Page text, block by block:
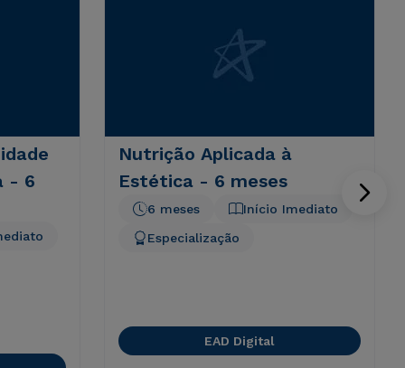
- 6
Nutrição Aplicada à
Estética - 6 meses
Início Imediato
6 meses
Especialização
EAD Digital